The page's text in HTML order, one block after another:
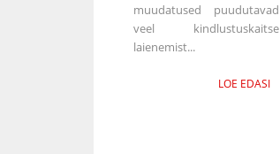
muudatused puudutavad
veel kindlustuskaitse
laienemist...
LOE EDASI